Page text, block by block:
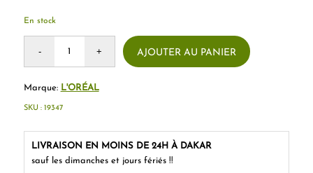
En stock
AJOUTER AU PANIER
Marque: L'ORÉAL
LIVRAISON EN MOINS DE 24H À DAKAR
sauf les dimanches et jours fériés !!
SKU : 19347